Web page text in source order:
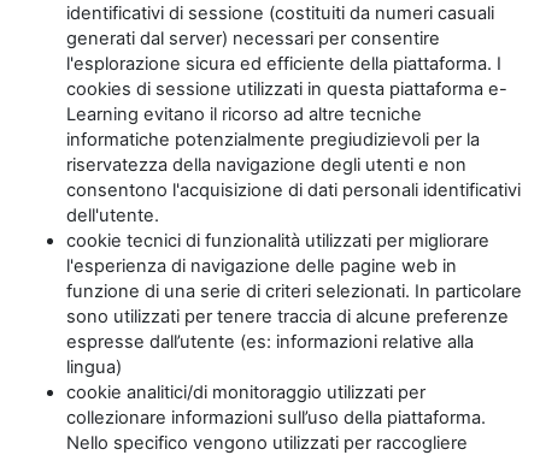
identificativi di sessione (costituiti da numeri casuali
generati dal server) necessari per consentire
l'esplorazione sicura ed efficiente della piattaforma. I
cookies di sessione utilizzati in questa piattaforma e-
Learning evitano il ricorso ad altre tecniche
informatiche potenzialmente pregiudizievoli per la
riservatezza della navigazione degli utenti e non
consentono l'acquisizione di dati personali identificativi
dell'utente.
cookie tecnici di funzionalità utilizzati per migliorare
l'esperienza di navigazione delle pagine web in
funzione di una serie di criteri selezionati. In particolare
sono utilizzati per tenere traccia di alcune preferenze
espresse dall’utente (es: informazioni relative alla
lingua)
cookie analitici/di monitoraggio utilizzati per
collezionare informazioni sull’uso della piattaforma.
Nello specifico vengono utilizzati per raccogliere